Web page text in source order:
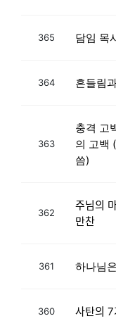
365 담임 목
364 흔들림
363
충격 고
의 고백
씀)
362
주님의
만찬
361 하나님
360 사탄의